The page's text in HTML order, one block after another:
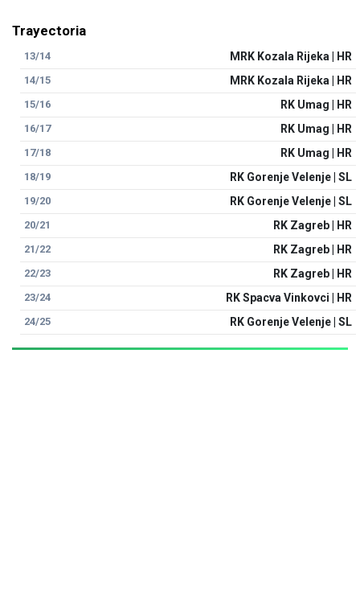
Trayectoria
13/14 MRK Kozala Rijeka | HR
14/15 MRK Kozala Rijeka | HR
15/16 RK Umag | HR
16/17 RK Umag | HR
17/18 RK Umag | HR
18/19 RK Gorenje Velenje | SL
19/20 RK Gorenje Velenje | SL
20/21 RK Zagreb | HR
21/22 RK Zagreb | HR
22/23 RK Zagreb | HR
23/24 RK Spacva Vinkovci | HR
24/25 RK Gorenje Velenje | SL